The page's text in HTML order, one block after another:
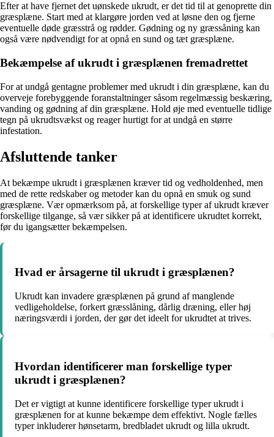
Efter at have fjernet det uønskede ukrudt, er det tid til at genoprette din
græsplæne. Start med at klargøre jorden ved at løsne den og fjerne
eventuelle døde græsstrå og rødder. Gødning og ny græssåning kan
også være nødvendigt for at opnå en sund og tæt græsplæne.
Bekæmpelse af ukrudt i græsplænen fremadrettet
For at undgå gentagne problemer med ukrudt i din græsplæne, kan du
overveje forebyggende foranstaltninger såsom regelmæssig beskæring,
vanding og gødning af din græsplæne. Hold øje med eventuelle tidlige
tegn på ukrudtsvækst og reager hurtigt for at undgå en større
infestation.
Afsluttende tanker
At bekæmpe ukrudt i græsplænen kræver tid og vedholdenhed, men
med de rette redskaber og metoder kan du opnå en smuk og sund
græsplæne. Vær opmærksom på, at forskellige typer af ukrudt kræver
forskellige tilgange, så vær sikker på at identificere ukrudtet korrekt,
før du igangsætter bekæmpelsen.
Hvad er årsagerne til ukrudt i græsplænen?
Ukrudt kan invadere græsplænen på grund af manglende
vedligeholdelse, forkert græsslåning, dårlig dræning, eller høj
næringsværdi i jorden, der gør det ideelt for ukrudtet at trives.
Hvordan identificerer man forskellige typer
ukrudt i græsplænen?
Det er vigtigt at kunne identificere forskellige typer ukrudt i
græsplænen for at kunne bekæmpe dem effektivt. Nogle fælles
typer inkluderer hønsetarm, bredbladet ukrudt og lilla ukrudt.